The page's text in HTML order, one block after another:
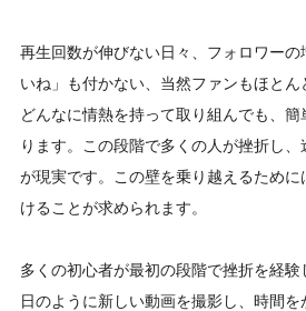
再生回数が伸びない日々、フォロワー
いね」も付かない、当然ファンもほとん
どんなに情熱を持って取り組んでも、
ります。この段階で多くの人が挫折し
が現実です。この壁を乗り越えるため
けることが求められます。
多くの初心者が最初の段階で挫折を経
日のように新しい動画を撮影し、時間